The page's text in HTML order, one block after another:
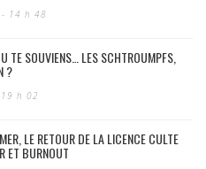
14 h 48
TE SOUVIENS… LES SCHTROUMPFS,
?
h 02
LE RETOUR DE LA LICENCE CULTE
ET BURNOUT